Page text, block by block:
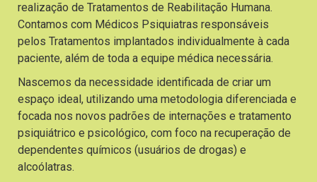
realização de Tratamentos de Reabilitação Humana.
Contamos com Médicos Psiquiatras responsáveis
pelos Tratamentos implantados individualmente à cada
paciente, além de toda a equipe médica necessária.
Nascemos da necessidade identificada de criar um
espaço ideal, utilizando uma metodologia diferenciada e
focada nos novos padrões de internações e tratamento
psiquiátrico e psicológico, com foco na recuperação de
dependentes químicos (usuários de drogas) e
alcoólatras.